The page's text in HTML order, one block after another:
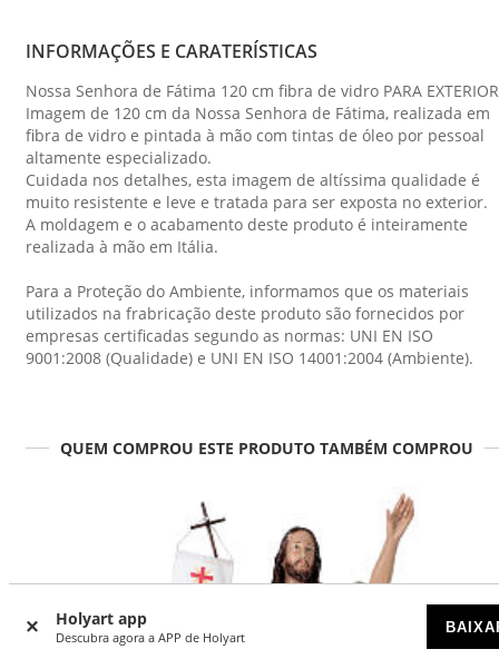
Holyart app
Descubra agora a APP de Holyart
INFORMAÇÕES E CARATERÍSTICAS
Nossa Senhora de Fátima 120 cm fibra de vidro PARA
Imagem de 120 cm da Nossa Senhora de Fátima, realizada em
fibra de vidro e pintada à mão com tintas de óleo por pessoal
altamente especializado.
Cuidada nos detalhes, esta imagem de altíssima qualidade é
muito resistente e leve e tratada para ser exposta no exterior.
A moldagem e o acabamento deste produto é inteiramente
realizada à mão em Itália.
Para a Proteção do Ambiente, informamos que os materiais
utilizados na frabricação deste produto são fornecidos por
empresas certificadas segundo as normas: UNI EN ISO
9001:2008 (Qualidade) e UNI EN ISO 14001:2004 (Ambiente).
QUEM COMPROU ESTE PRODUTO TAMBÉM COMPROU